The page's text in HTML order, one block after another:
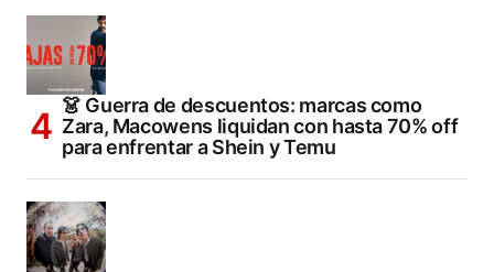
👗 Guerra de descuentos: marcas como
Zara, Macowens liquidan con hasta 70% off
para enfrentar a Shein y Temu